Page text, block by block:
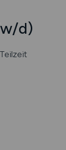
d)
Teilzeit